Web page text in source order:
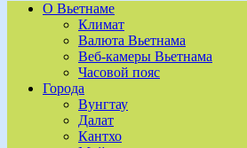
О Вьетнаме
Климат
Валюта Вьетнама
Веб-камеры Вьетнама
Часовой пояс
Города
Вунгтау
Далат
Кантхо